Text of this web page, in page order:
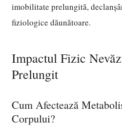
imobilitate prelungită,
fiziologice dăunătoare.
Impactul Fizic
Prelungit
Cum Afectează
Corpului?